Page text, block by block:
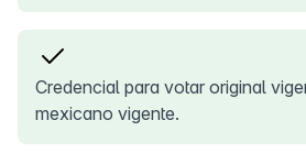
Credencial para votar original
mexicano vigente.